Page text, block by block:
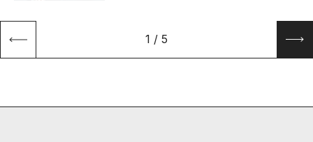
1 / 5